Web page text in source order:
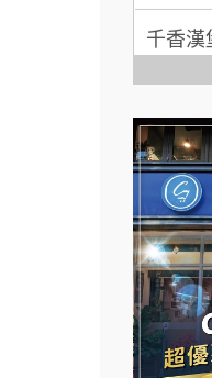
拾鑶火
全家加
台灣G
彭富
NU
會
潮鍋癮
蓁伙
千香
七盞
拉亞漢
杜芳
優握握
冬城
拾鑶